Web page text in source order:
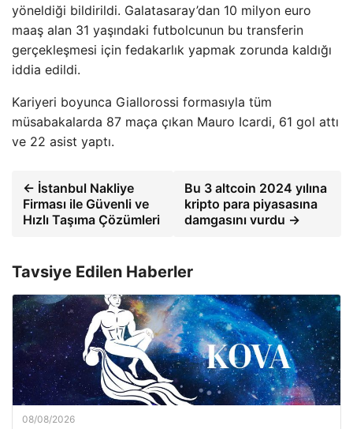
yöneldiği bildirildi. Galatasaray’dan 10 milyon euro
maaş alan 31 yaşındaki futbolcunun bu transferin
gerçekleşmesi için fedakarlık yapmak zorunda kaldığı
iddia edildi.
Kariyeri boyunca Giallorossi formasıyla tüm
müsabakalarda 87 maça çıkan Mauro Icardi, 61 gol attı
ve 22 asist yaptı.
← İstanbul Nakliye
Firması ile Güvenli ve
Hızlı Taşıma Çözümleri
Bu 3 altcoin 2024 yılına
kripto para piyasasına
damgasını vurdu →
Tavsiye Edilen Haberler
08/08/2026